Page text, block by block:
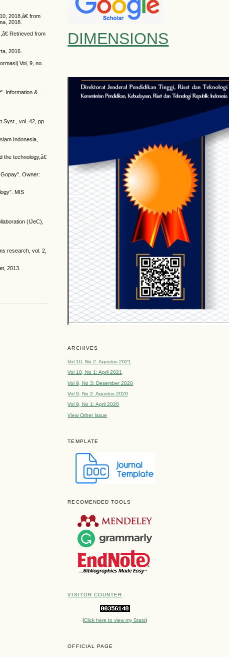
DIMENSIONS
ARCHIVES
Vol 10, No 2: Agustus 2021
Vol 10, No 1: April 2021
Vol 9, No 3: Desember 2020
Vol 9, No 2: Agustus 2020
Vol 9, No 1: April 2020
View Other Issue
TEMPLATE
RECOMENDED TOOLS
VISITOR COUNTER
(Click here to view my Stats)
OFFICIAL PAGE
2018,â€ from
2018.
Retrieved from
2016.
Vol, 9, no.
Information &
Syst., vol. 42, pp.
Indonesia,
the technology,â€
Owner:
MIS
(IJeC),
research, vol. 2,
2013.